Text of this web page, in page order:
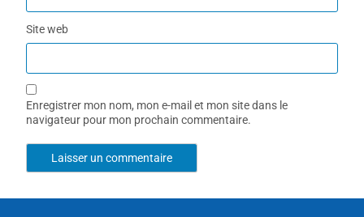
Site web
Enregistrer mon nom, mon e-mail et mon site dans le
navigateur pour mon prochain commentaire.